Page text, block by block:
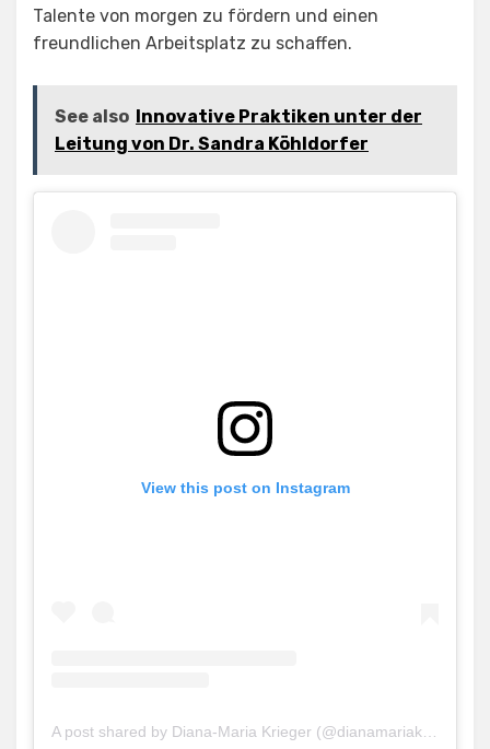
Talente von morgen zu fördern und einen
freundlichen Arbeitsplatz zu schaffen.
See also Innovative Praktiken unter der
Leitung von Dr. Sandra Köhldorfer
View this post on Instagram